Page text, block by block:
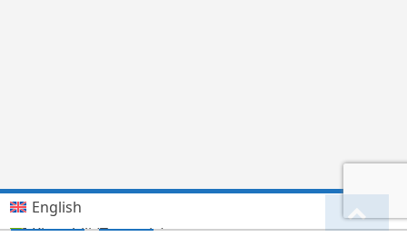
English
Kiswahili (Tanzania)